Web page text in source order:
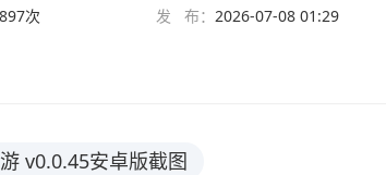
次 发 布： 2026-07-08 01:29
v0.0.45安卓版截图